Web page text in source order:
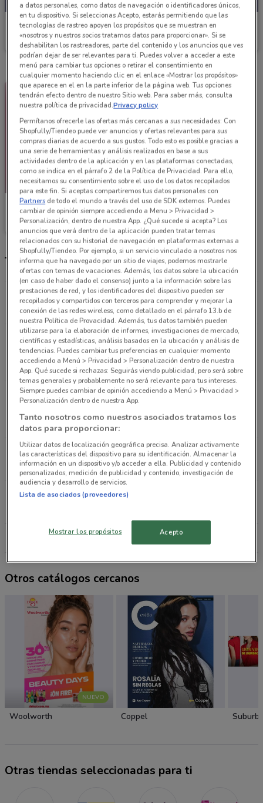
El Palacio de Hierro
3.2 km
PRÓXIMAMENTE
El Palacio de Hierro
Inicio 10/11 3.2 km
Tiendas El Palacio de Hierro más cercanas
Calle Durango 230, Roma Ciudad De México
3.2 km
ABIERTO
Centro Coyoacán, Av. Coyoacán 2000, Xoco Ciudad
De México
3.3 km
ABIERTO
Av. 20 de Noviembre 3, Centro Histórico de la
5.9 km
ABIERTO
Av. Moliere 222, Polanco Ciudad De México
6.1 km
ABIERTO
Ejército Nacional 843-B Ciudad De México
Todas las tiendas El Palacio de Hierro
Otros catálogos cercanos
NUEVO
Woolworth Coppel
Otras tiendas seleccionadas para ti
a datos personales, como datos de navegación o identificadores únicos,
en tu dispositivo. Si seleccionas Acepto, estarás permitiendo que las
tecnologías de rastreo apoyen los propósitos que se muestran en
«nosotros y nuestros socios tratamos datos para proporcionar». Si se
deshabilitan los rastreadores, parte del contenido y los anuncios que ves
podrían dejar de ser relevantes para ti. Puedes volver a acceder a este
menú para cambiar tus opciones o retirar el consentimiento en
cualquier momento haciendo clic en el enlace «Mostrar los propósitos»
que aparece en el en la parte inferior de la página web. Tus opciones
tendrán efecto dentro de nuestro Sitio web. Para saber más, consulta
nuestra política de privacidad.Privacy policy
Permítanos ofrecerle las ofertas más cercanas a sus necesidades: Con
Shopfully/Tiendeo puede ver anuncios y ofertas relevantes para sus
compras diarias de acuerdo a sus gustos. Todo esto es posible gracias a
una serie de herramientas y análisis realizados en base a sus
actividades dentro de la aplicación y en las plataformas conectadas,
como se indica en el párrafo 2 de la Política de Privacidad. Para ello,
necesitamos su consentimiento sobre el uso de los datos recopilados
para este fin. Si aceptas compartiremos tus datos personales con
Partners de todo el mundo a través del uso de SDK externos. Puedes
cambiar de opinión siempre accediendo a Menu > Privacidad >
Personalización, dentro de nuestra App. ¿Qué sucede si acepta? Los
anuncios que verá dentro de la aplicación pueden tratar temas
relacionados con su historial de navegación en plataformas externas a
Shopfully/Tiendeo. Por ejemplo, si un servicio vinculado a nosotros nos
informa que ha navegado por un sitio de viajes, podemos mostrarle
ofertas con temas de vacaciones. Además, los datos sobre la ubicación
(en caso de haber dado el consenso) junto a la información sobre las
prestaciones de red, y los identificadores del dispositivo pueden ser
recopilados y compartidos con terceros para comprender y mejorar la
conexión de las redes wireless, como detallado en el párrafo 13.b de
nuestra Política de Provacidad. Además, tus datos también pueden
utilizarse para la elaboración de informes, investigaciones de mercado,
científicas y estadísticas, análisis basados en la ubicación y análisis de
tendencias. Puedes cambiar tus preferencias en cualquier momento
accediendo a Menú > Privacidad > Personalización dentro de nuestra
App. Qué sucede si rechazas: Seguirás viendo publicidad, pero será sobre
temas generales y probablemente no será relevante para tus intereses.
Siempre puedes cambiar de opinión accediendo a Menú > Privacidad >
Personalización dentro de nuestra App.
Tanto nosotros como nuestros asociados tratamos los
datos para proporcionar:
Utilizar datos de localización geográfica precisa. Analizar activamente
las características del dispositivo para su identificación. Almacenar la
información en un dispositivo y/o acceder a ella. Publicidad y contenido
personalizados, medición de publicidad y contenido, investigación de
audiencia y desarrollo de servicios.
Lista de asociados (proveedores)
Mostrar los propósitos Acepto